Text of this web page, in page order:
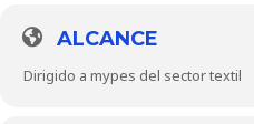
ALCANCE
Dirigido a mypes del sector textil